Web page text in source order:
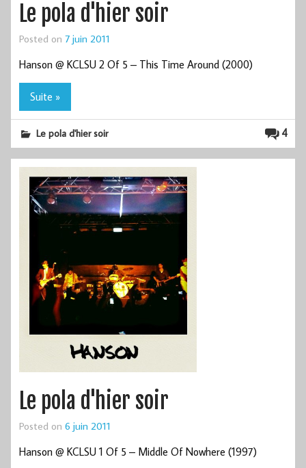
Le pola d'hier soir
Posted on 7 juin 2011
Hanson @ KCLSU 2 Of 5 – This Time Around (2000)
Suite »
4
Le pola d'hier soir
Le pola d'hier soir
Posted on 6 juin 2011
Hanson @ KCLSU 1 Of 5 – Middle Of Nowhere (1997)